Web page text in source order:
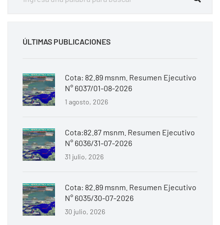
ÚLTIMAS PUBLICACIONES
Cota: 82.89 msnm. Resumen Ejecutivo
N° 6037/01-08-2026
1 agosto, 2026
Cota:82.87 msnm. Resumen Ejecutivo
N° 6036/31-07-2026
31 julio, 2026
Cota: 82.89 msnm. Resumen Ejecutivo
N° 6035/30-07-2026
30 julio, 2026